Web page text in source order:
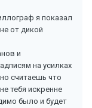
я показал
от дикой
и
на усилках
считаешь что
тебя искренне
было и будет